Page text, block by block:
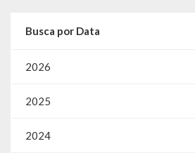
Busca por Data
2026
2025
2024